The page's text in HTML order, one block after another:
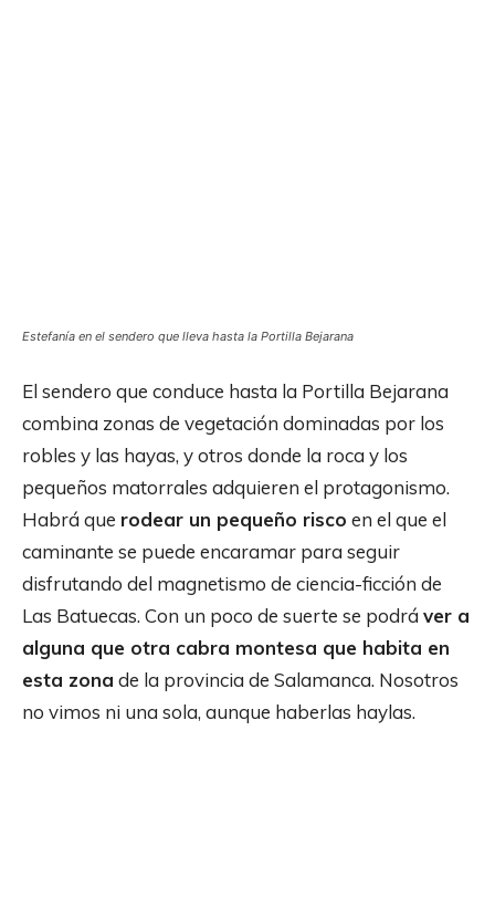
Estefanía en el sendero que lleva hasta la Portilla Bejarana
El sendero que conduce hasta la Portilla Bejarana
combina zonas de vegetación dominadas por los
robles y las hayas, y otros donde la roca y los
pequeños matorrales adquieren el protagonismo.
Habrá que rodear un pequeño risco en el que el
caminante se puede encaramar para seguir
disfrutando del magnetismo de ciencia-ficción de
Las Batuecas. Con un poco de suerte se podrá ver a
alguna que otra cabra montesa que habita en
esta zona de la provincia de Salamanca. Nosotros
no vimos ni una sola, aunque haberlas haylas.